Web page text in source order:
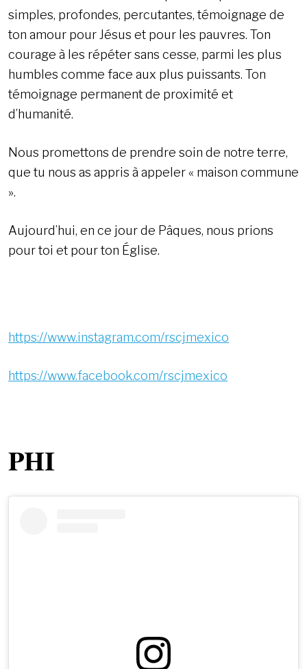
simples, profondes, percutantes, témoignage de
ton amour pour Jésus et pour les pauvres. Ton
courage à les répéter sans cesse, parmi les plus
humbles comme face aux plus puissants. Ton
témoignage permanent de proximité et
d’humanité.
Nous promettons de prendre soin de notre terre,
que tu nous as appris à appeler « maison commune
».
Aujourd’hui, en ce jour de Pâques, nous prions
pour toi et pour ton Église.
https://www.instagram.com/rscjmexico
https://www.facebook.com/rscjmexico
PHI